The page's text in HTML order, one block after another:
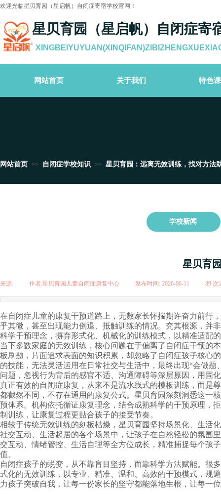
星贝育园（星启帆）自闭症寄
欢迎光临星贝育园（星启帆）自闭症寄宿学校官网！
网站首页 关于我们 特色
网站首页 >> 自闭症学校知识 >> 星贝育园：远离无效训练，找对方法
学校新闻
星贝育
来源: 作者:星贝育园儿童自闭症康复中心 发布时间: 2026-06-11 89 次
在自闭症儿童的康复干预道路上，无数家长怀揣期许奋力前行
乎其微，甚至出现能力倒退、抵触训练的情况。究其根源，并
科学干预理念，摒弃形式化、机械化的训练模式，以精准适配
当下多数家庭的无效训练，核心问题在于偏离了自闭症干预的
板刷题，片面追求表面的知识积累，却忽略了自闭症孩子核心
的技能，无法灵活运用在日常社交与生活中，最终出现“会做
问题，忽视行为背后的感官不适、沟通障碍等深层原因，用固
真正有效的自闭症康复，从来不是流水线式的模板训练，而是
都截然不同，不存在通用的康复公式。星贝育园深刻洞悉这一
预体系。机构依托循证康复理念，结合成熟科学的干预原理，
制训练，让康复过程更贴合孩子的接受节奏。
相较于传统无效训练的刻板枯燥，星贝育园坚持场景化、生活
社交互动、生活起居的各个场景中，让孩子在自然轻松的氛围
交互动、情绪管控、生活自理等全方位成长，精准捕捉每个孩
值。
自闭症孩子的蜕变，从不靠盲目坚持，而靠科学方法赋能。很
式化的无效训练，以专业、精准、温和、高效的干预模式，规
力孩子突破自我，让每一份家长的坚守都能落地生根，让每一